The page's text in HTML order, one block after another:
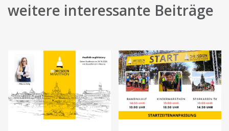
weitere interessante Beiträge